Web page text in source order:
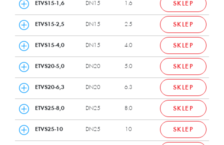
ETVS15-1,6 DN15 1.6 SKLEP
ETVS15-2,5 DN15 2.5 SKLEP
ETVS15-4,0 DN15 4.0 SKLEP
ETVS20-5,0 DN20 5.0 SKLEP
ETVS20-6,3 DN20 6.3 SKLEP
ETVS25-8,0 DN25 8.0 SKLEP
ETVS25-10 DN25 10 SKLEP